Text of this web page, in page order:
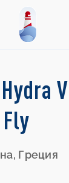
Греция